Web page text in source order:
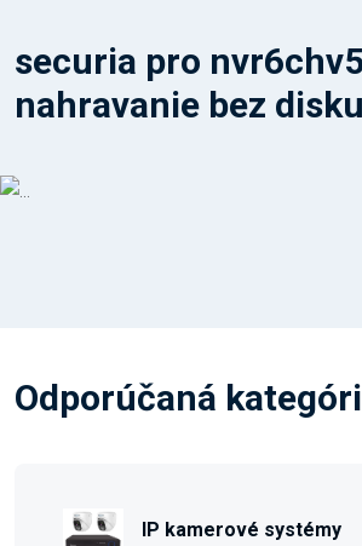
securia pro
nahravanie bez disku
Odporúčaná
IP kamerové systémy